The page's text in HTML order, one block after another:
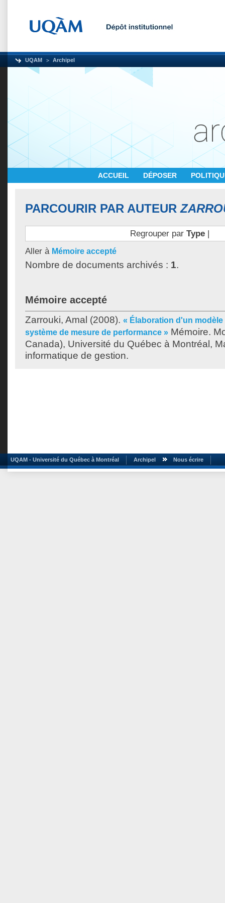
UQAM Archipel
ACCUEIL DÉPOSER
PARCOURIR PAR AUTEUR
Regrouper par Type|
Aller à Mémoire accepté
Nombre de documents archivés : 1.
Mémoire accepté
Zarrouki, Amal (2008). « Élaboration d'un
système de mesure de performance » Mémoire.
Canada), Université du Québec à Montréal,
informatique de gestion.
UQAM - Université du Québec à Montréal Archipel Nous écrire